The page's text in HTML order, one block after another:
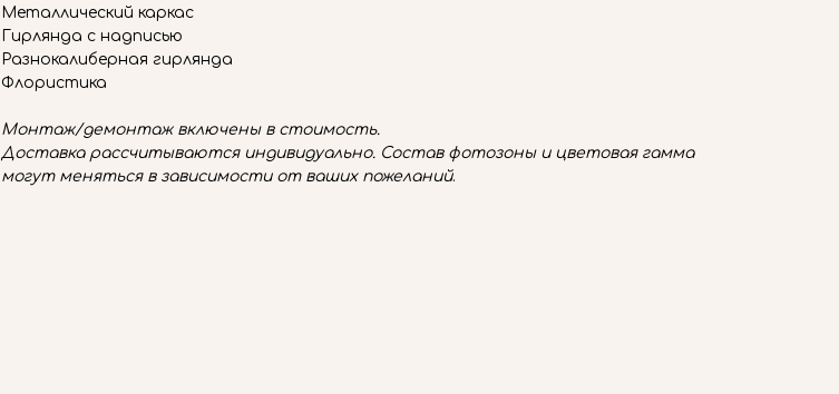
Металлический каркас
Гирлянда с надписью
Разнокалиберная гирлянда
Флористика
Монтаж/демонтаж включены в стоимость.
Доставка рассчитываются индивидуально. Состав фотозоны и цветовая гамма
могут меняться в зависимости от ваших пожеланий.